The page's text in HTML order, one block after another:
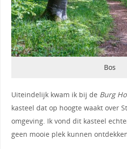
Bos
Uiteindelijk kwam ik bij de Burg
kasteel dat op hoogte waakt over
omgeving. Ik vond dit kasteel
geen mooie plek kunnen